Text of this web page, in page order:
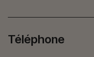
Téléphone